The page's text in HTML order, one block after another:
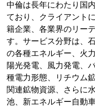
中倫は長年にわたり国
ており、クライアント
籍企業、各業界のリー
す。サービス分野は、
の各種エネルギー、火
陽光発電、風力発電、
種電力形態、リチウム
関連鉱物資源、さらに
池、新エネルギー自動